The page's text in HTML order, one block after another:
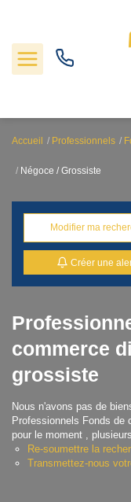
Nos biens
Locations
Gestion
Nos
Estimation
Contact
Accès
Accueil Professionnels
Négoce / Grossiste
Modifier ma
Créer une
commerce
grossiste
Nous n'avons pas de
Professionnels Fonds de
pour le moment ,
Re-soumettre la
Transmettez-nous